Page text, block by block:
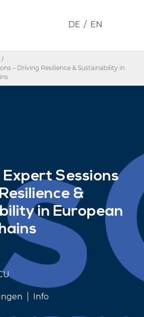
DE EN
/
– Driving Resilience & Sustainability in
Expert Sessions
&
in European
Info